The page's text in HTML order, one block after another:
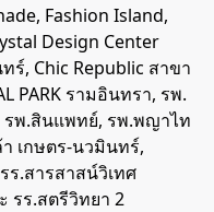
Fashion Island,
Design Center
ร์, Chic Republic สาขา
PARK รามอินทรา, รพ.
รพ.สินแพทย์, รพ.พญาไท
เกษตร-นวมินทร์,
ร.สารสาสน์วิเทศ
รร.สตรีวิทยา 2